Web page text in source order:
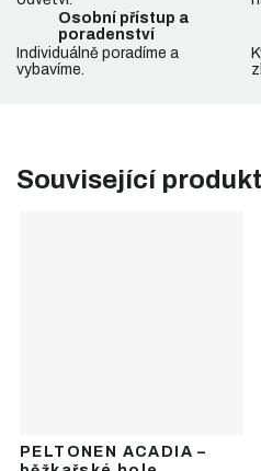
Osobní přístup a
poradenství
Individuálně poradíme a
vybavíme.
Související
PELTONEN ACADIA –